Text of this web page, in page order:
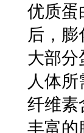
优质蛋
后，
大部分
人体所
纤维素
丰富的